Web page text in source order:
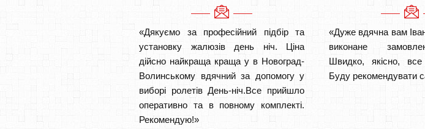
«Дякуємо за професійний підбір та
установку жалюзів день ніч. Ціна
дійсно найкраща краща у в Новоград-
Волинському вдячний за допомогу у
виборі ролетів День-ніч.Все прийшло
оперативно та в повному комплекті.
Рекомендую!»
«Дуже вдячна вам
виконане
Швидко, якісно,
Буду рекомендувати